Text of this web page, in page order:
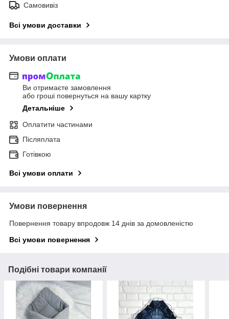
Самовивіз
Всі умови доставки
Умови оплати
Ви отримаєте замовлення
або гроші повернуться на вашу картку
Детальніше
Оплатити частинами
Післяплата
Готівкою
Всі умови оплати
Умови повернення
Повернення товару впродовж 14 днів за домовленістю
Всі умови повернення
Подібні товари компанії